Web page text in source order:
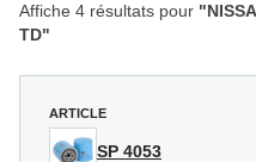
Affiche 4 résultats pour
TD"
ARTICLE
SP 4053